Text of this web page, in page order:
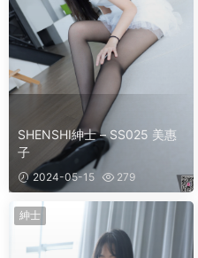
SHENSHI紳士 – SS025 美惠
子
2024-05-15 279
紳士